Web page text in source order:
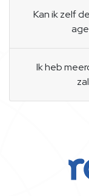
Kan ik zelf
Ik heb